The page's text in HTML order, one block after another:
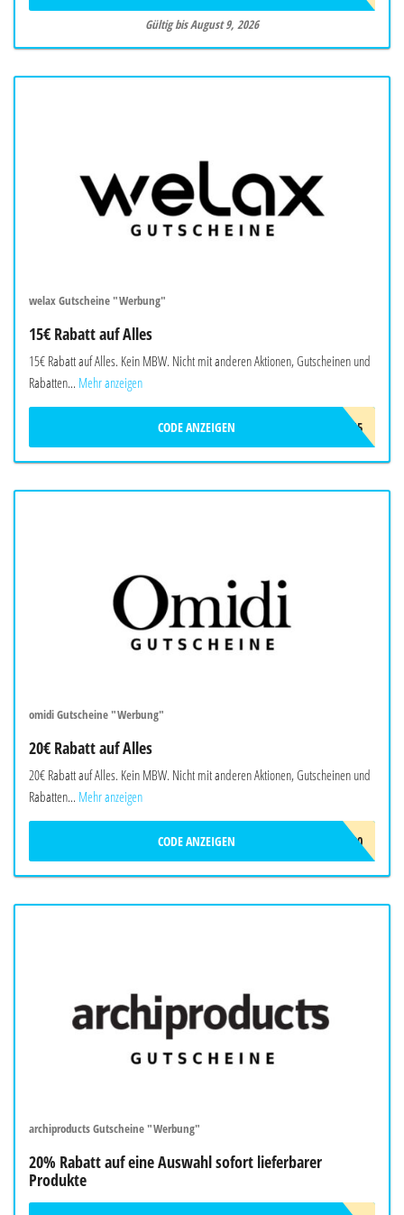
Gültig bis August 9, 2026
welax Gutscheine "Werbung"
15€ Rabatt auf Alles
15€ Rabatt auf Alles. Kein MBW. Nicht mit anderen Aktionen, Gutscheinen und
Rabatten... Mehr anzeigen
WELAX15
CODE ANZEIGEN
omidi Gutscheine "Werbung"
20€ Rabatt auf Alles
20€ Rabatt auf Alles. Kein MBW. Nicht mit anderen Aktionen, Gutscheinen und
Rabatten... Mehr anzeigen
OMIDI20
CODE ANZEIGEN
archiproducts Gutscheine "Werbung"
20% Rabatt auf eine Auswahl sofort lieferbarer
Produkte